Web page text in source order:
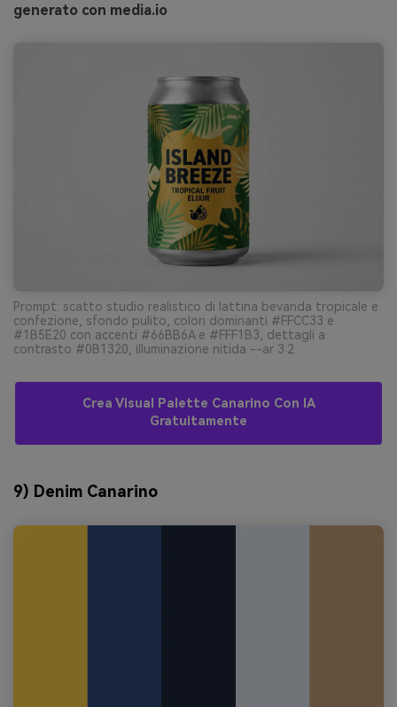
generato con media.io
Prompt: scatto studio realistico di lattina bevanda tropicale e
confezione, sfondo pulito, colori dominanti #FFCC33 e
#1B5E20 con accenti #66BB6A e #FFF1B3, dettagli a
contrasto #0B1320, illuminazione nitida --ar 3:2
Crea Visual Palette Canarino Con IA
Gratuitamente
9) Denim Canarino